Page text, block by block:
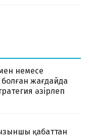
немесе
жағдайда
әзірлеп
қабаттан